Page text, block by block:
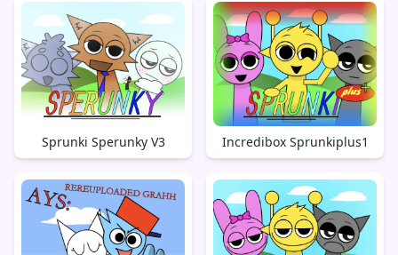
Sprunki Sperunky V3 Incredibox Sprunkiplus1